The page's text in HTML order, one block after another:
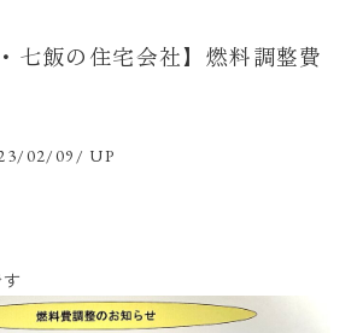
七飯の住宅会社】燃料調整費
02/09/ UP